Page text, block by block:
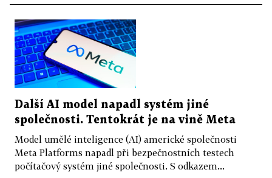
Další AI model napadl systém jiné
společnosti. Tentokrát je na vině Meta
Model umělé inteligence (AI) americké společnosti
Meta Platforms napadl při bezpečnostních testech
počítačový systém jiné společnosti. S odkazem...